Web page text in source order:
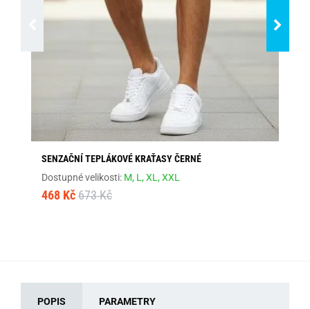
SENZAČNÍ TEPLÁKOVÉ KRAŤASY ČERNÉ
Dostupné velikosti: M, L,XL,XXL
468 Kč 673 Kč
POPIS PARAMETRY